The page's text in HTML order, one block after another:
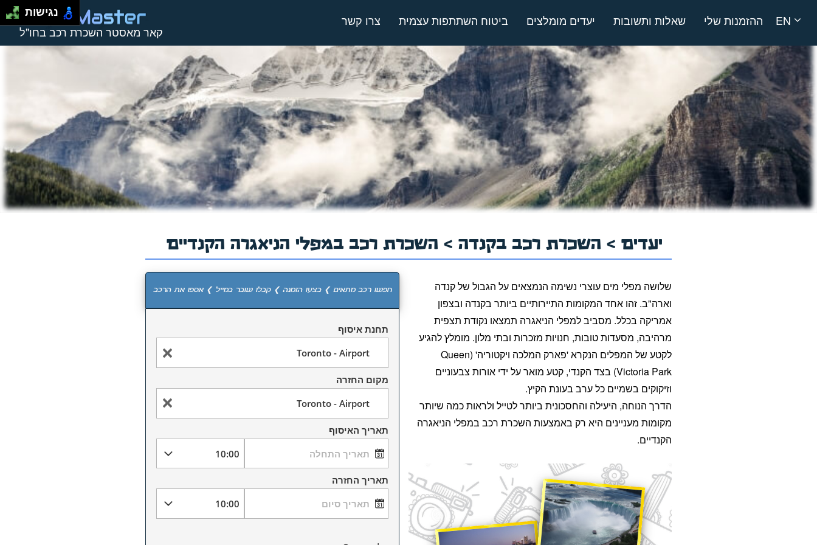
קאר מאסטר השכרת רכב בחו"ל
צרו קשר ביטוח השתתפות עצמית יעדים מומלצים שאלות ותשובות ההזמנות שלי EN
יעדים > השכרת רכב בקנדה > השכרת רכב במפלי הניאגרה הקנדיים
חפשו רכב מתאים ❯ בצעו הזמנה ❯ קבלו שובר במייל ❯ אספו את הרכב
תחנת איסוף
מקום החזרה
תאריך האיסוף
תאריך החזרה
שלושה מפלי מים עוצרי נשימה הנמצאים על הגבול של קנדה
וארה"ב. זהו אחד המקומות התיירותיים ביותר בקנדה ובצפון
אמריקה בכלל. מסביב למפלי הניאגרה תמצאו נקודת תצפית
מרהיבה, מסעדות טובות, חנויות מזכרות ובתי מלון. מומלץ להגיע
לקטע של המפלים הנקרא 'פארק המלכה ויקטוריה' (Queen
Victoria Park) בצד הקנדי, קטע מואר על ידי אורות צבעוניים
וזיקוקים בשמיים כל ערב בעונת הקיץ.
הדרך הנוחה, היעילה והחסכונית ביותר לטייל ולראות כמה שיותר
מקומות מעניינים היא רק באמצעות השכרת רכב במפלי הניאגרה
הקנדיים.
נגישות